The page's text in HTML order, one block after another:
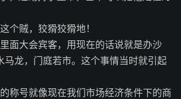
个贼，狡猾狡猾地！
面大会宾客，用现在的话说就是办沙
龙，门庭若市。这个事情当时就引起
称号就像现在我们市场经济条件下的商